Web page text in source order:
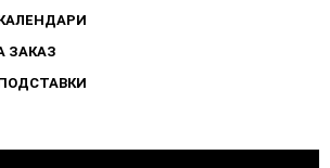
ЗАКАЗ